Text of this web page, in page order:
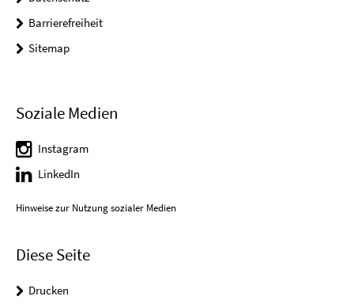
Barrierefreiheit
Sitemap
Soziale Medien
Instagram
LinkedIn
Hinweise zur Nutzung sozialer Medien
Diese Seite
Drucken